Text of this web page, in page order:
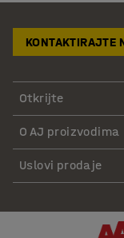
KONTAKTIRAJTE
Otkrijte
O AJ proizvodima
Uslovi prodaje